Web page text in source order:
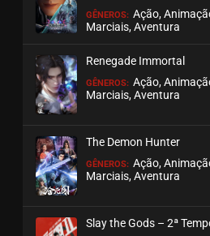
EPISÓDIO 78
GÊNEROS: Ação,
Marciais, Aventura
Renegade Immortal
GÊNEROS: Ação,
Marciais, Aventura
The Demon Hunter
GÊNEROS: Ação,
Marciais, Aventura
Slay the Gods – 2ª